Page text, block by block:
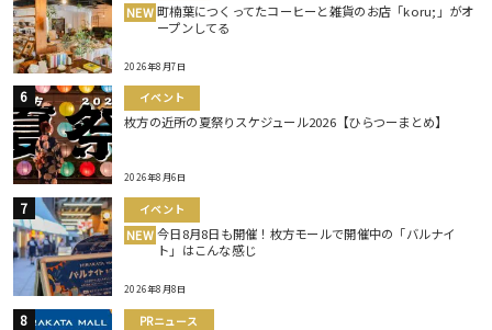
NEW 町楠葉につくってたコーヒーと雑貨のお店「koru;」がオ
ープンしてる
2026年8月7日
イベント
枚方の近所の夏祭りスケジュール2026【ひらつーまとめ】
2026年8月6日
イベント
NEW 今日8月8日も開催！枚方モールで開催中の「バルナイ
ト」はこんな感じ
2026年8月8日
PRニュース